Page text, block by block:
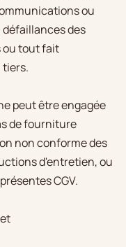
ou
des
ou tout fait
peut être engagée
de fourniture
non conforme des
d'entretien, ou
CGV.